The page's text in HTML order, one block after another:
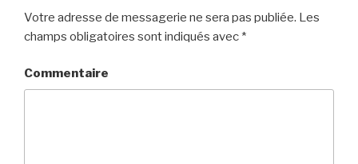
Votre adresse de messagerie ne sera pas publiée. Les
champs obligatoires sont indiqués avec *
Commentaire